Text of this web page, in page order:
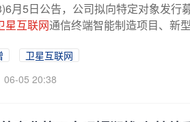
月5日公告，公司拟向特定对象发
星互联网通信终端智能制造项目、新
卫星互联网
06-05 20:38